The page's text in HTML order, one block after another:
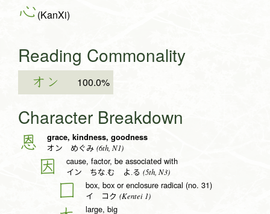
心(KanXi)
Reading Commonality
オン 100.0%
Character Breakdown
恩 grace, kindness, goodness
オン めぐみ (6th, N1)
因 cause, factor, be associated with
イン ちな.む よ.る (5th, N3)
囗 box, box or enclosure radical (no. 31)
イ コク (Kentei 1)
large, big